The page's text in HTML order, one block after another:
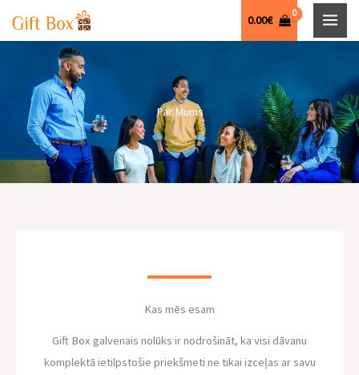
0.00€
Par Mums
Kas mēs esam
Gift Box galvenais nolūks ir nodrošināt, ka visi dāvanu
komplektā ietilpstošie priekšmeti ne tikai izceļas ar savu